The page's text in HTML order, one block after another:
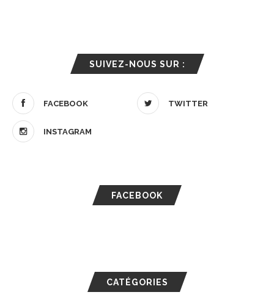
SUIVEZ-NOUS SUR :
FACEBOOK TWITTER
INSTAGRAM
FACEBOOK
CATÉGORIES